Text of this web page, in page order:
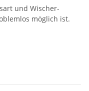
und Wischer-
möglich ist.